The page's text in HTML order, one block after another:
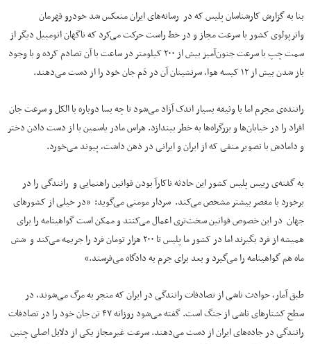
بنا به گزارش کارشناسان پلیس که در رسانه‌های ایران منعکس شد خودرو قهرمان
واترپولوی کشور با سرعت مجاز و در خط راست حرکت می‌کرد که ناگهان اتومبیل دیگر از
سمت چپ با سرعت جنون‌‌آمیز بیش از ۲۰۰ کیلومتر در ساعت با آن تصادم کرده و با وجود
باز شدن بیش از ۱۲ کیسه هوا، سرنشینان آن در دَم جان خود را از دست می‌دهند.
راننده‌ی مجرم اما با وثیقه بسیار اندک آزاد می‌شود تا چه بسا دوباره با الکل و سرعت جان
افراد را در خیابان‌ها و بزرگراه‌ها به خطر بیندازد. هراس مادر یاسمین با از دست دادن دختر
و دامادش با تصویر منفی که از ایران و ایرانی در ذهن داشت، پیوند می‌خورد.
به گفته‌ی رییس پلیس کشور این حادثه ناکارآ بودن قوانین راهنمایی و رانندگی را در
برخورد با مقصر بیشتر مشخص می‌کند. سردار مومنی می‌گوید: «در خیلی از کشورهای
جهان در این خصوص قوانین سخت‌تری اعمال می‌کنند و ممکن است گواهینامه را برای
همیشه از فرد بگیرند اما در کشور ما پلیس تا ۲۰۰ هزار تومان فرد را جریمه می‌کند و شش
ماه هم گواهینامه را می‌گیرد و بعد برای جرم به دادگاه می‌فرستد.»
طبق آمار، حوادث ناشی از تصادفات رانندگی در ایران که منجر به مرگ می‌شوند، در
سطح کشتارهای ناشی از جنگ است. گفته می‌شود روزانه ۴۷ تن جان خود را در تصادفات
رانندگی در جاده‌های ایران از دست می‌دهند. سرعت غیرمجاز یکی از دلایل اصلی چنین